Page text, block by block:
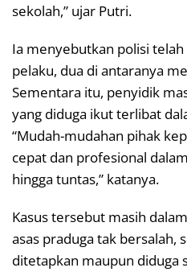
sekolah,” ujar Putri.
Ia menyebutkan polisi
pelaku, dua di antaranya
Sementara itu, penyidik
yang diduga ikut terlibat
“Mudah-mudahan pihak
cepat dan profesional
hingga tuntas,” katanya.
Kasus tersebut masih
asas praduga tak bersalah,
ditetapkan maupun diduga